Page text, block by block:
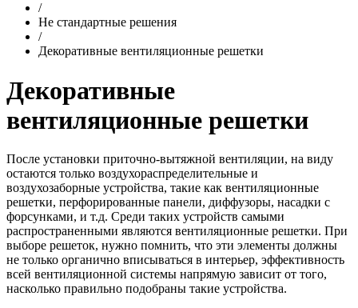
/
Не стандартные решения
/
Декоративные вентиляционные решетки
Декоративные
вентиляционные решетки
После установки приточно-вытяжной вентиляции, на виду
остаются только воздухораспределительные и
воздухозаборные устройства, такие как вентиляционные
решетки, перфорированные панели, диффузоры, насадки с
форсунками, и т.д. Среди таких устройств самыми
распространенными являются вентиляционные решетки. При
выборе решеток, нужно помнить, что эти элементы должны
не только органично вписываться в интерьер, эффективность
всей вентиляционной системы напрямую зависит от того,
насколько правильно подобраны такие устройства.